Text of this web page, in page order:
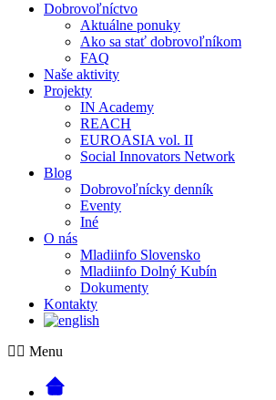
Dobrovoľníctvo
Aktuálne ponuky
Ako sa stať dobrovoľníkom
FAQ
Naše aktivity
Projekty
IN Academy
REACH
EUROASIA vol. II
Social Innovators Network
Blog
Dobrovoľnícky denník
Eventy
Iné
O nás
Mladiinfo Slovensko
Mladiinfo Dolný Kubín
Dokumenty
Kontakty
Menu